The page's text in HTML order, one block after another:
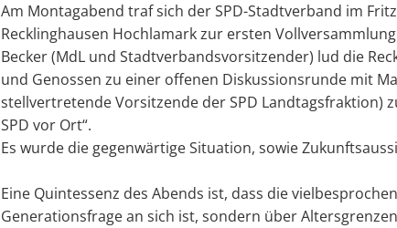
Am Montagabend traf sich der SPD-Stadtverband im
Recklinghausen Hochlamark zur ersten
Becker (MdL und Stadtverbandsvorsitzender) lud die
und Genossen zu einer offenen Diskussionsrunde mit
stellvertretende Vorsitzende der SPD Landtagsfraktion)
SPD vor Ort“.
Es wurde die gegenwärtige Situation, sowie
Eine Quintessenz des Abends ist, dass die
Generationsfrage an sich ist, sondern über